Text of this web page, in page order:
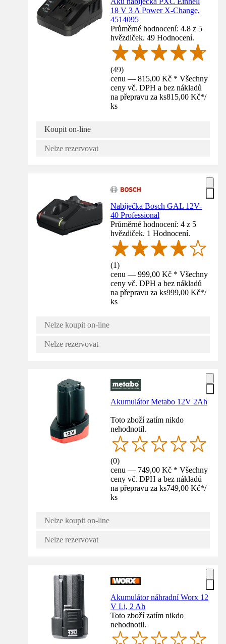
18 V 3 A Power X-Change,
4514095
Průměrné hodnocení: 4.8 z 5
hvězdiček. 49 Hodnocení.
(49)
cenu — 815,00 Kč * Všechny
ceny vč. DPH a bez nákladů
na přepravu za ks815,00 Kč*/
ks
Koupit on-line
Nelze rezervovat
Nabíječka Bosch GAL 12V-
40 Professional
Průměrné hodnocení: 4 z 5
hvězdiček. 1 Hodnocení.
(1)
cenu — 999,00 Kč * Všechny
ceny vč. DPH a bez nákladů
na přepravu za ks999,00 Kč*/
ks
Nelze koupit on-line
Nelze rezervovat
Akumulátor Metabo 12V 2Ah
Toto zboží zatím nikdo
nehodnotil.
(0)
cenu — 749,00 Kč * Všechny
ceny vč. DPH a bez nákladů
na přepravu za ks749,00 Kč*/
ks
Nelze koupit on-line
Nelze rezervovat
Akumulátor náhradní Worx 12
V Li, 2 Ah
Toto zboží zatím nikdo
nehodnotil.